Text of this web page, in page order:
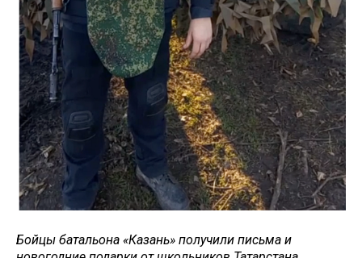
Бойцы батальона «Казань» получили письма и